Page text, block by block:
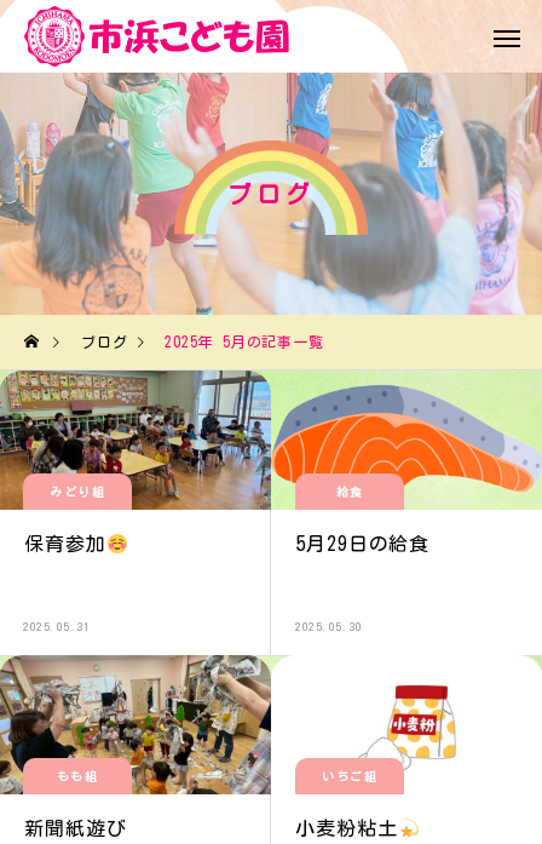
ブログ
ブログ 2025年 5月の記事一覧
みどり組
保育参加
2025.05.31
給食
5月29日の給食
2025.05.30
もも組
新聞紙遊び
いちご組
小麦粉粘土